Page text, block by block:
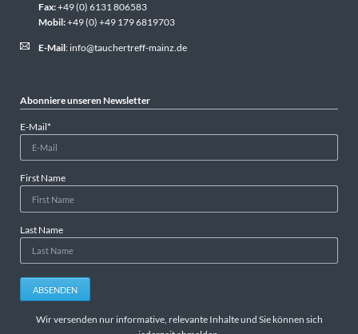
Fax:+49 (0) 6131 806583
Mobil:+49 (0) +49 179 6819703
E-Mail: info@tauchertreff-mainz.de
Abonniere unseren Newsletter
Pflichtfeld
E-Mail*
First Name
Last Name
ABSENDEN
Wir versenden nur informative, relevante Inhalte und Sie können sich